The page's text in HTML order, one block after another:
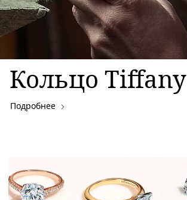
Кольцо Tiffany
Подробнее